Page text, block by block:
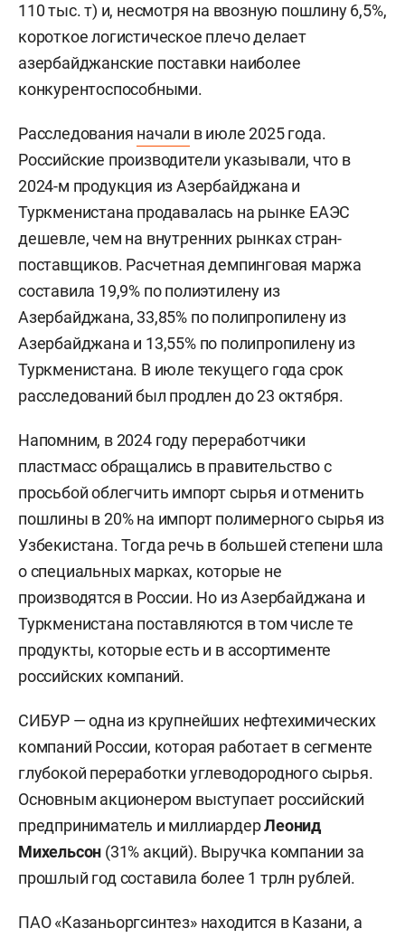
110 тыс. т) и, несмотря на ввозную пошлину 6,5%,
короткое логистическое плечо делает
азербайджанские поставки наиболее
конкурентоспособными.
Расследования начали в июле 2025 года.
Российские производители указывали, что в
2024-м продукция из Азербайджана и
Туркменистана продавалась на рынке ЕАЭС
дешевле, чем на внутренних рынках стран-
поставщиков. Расчетная демпинговая маржа
составила 19,9% по полиэтилену из
Азербайджана, 33,85% по полипропилену из
Азербайджана и 13,55% по полипропилену из
Туркменистана. В июле текущего года срок
расследований был продлен до 23 октября.
Напомним, в 2024 году переработчики
пластмасс обращались в правительство с
просьбой облегчить импорт сырья и отменить
пошлины в 20% на импорт полимерного сырья из
Узбекистана. Тогда речь в большей степени шла
о специальных марках, которые не
производятся в России. Но из Азербайджана и
Туркменистана поставляются в том числе те
продукты, которые есть и в ассортименте
российских компаний.
СИБУР — одна из крупнейших нефтехимических
компаний России, которая работает в сегменте
глубокой переработки углеводородного сырья.
Основным акционером выступает российский
предприниматель и миллиардерЛеонид
Михельсон (31% акций). Выручка компании за
прошлый год составила более 1 трлн рублей.
ПАО «Казаньоргсинтез» находится в Казани, а